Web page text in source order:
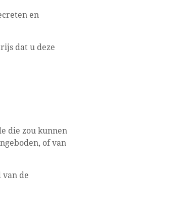
en
dat u deze
die zou kunnen
of van
de